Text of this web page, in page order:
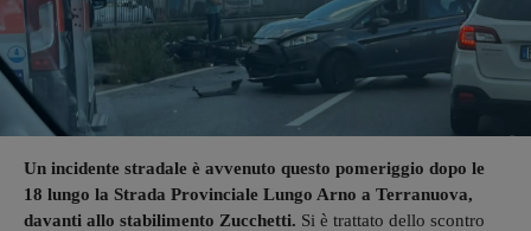
Un incidente stradale è avvenuto questo pomeriggio dopo le
18 lungo la Strada Provinciale Lungo Arno a Terranuova,
davanti allo stabilimento Zucchetti. Si è trattato dello scontro